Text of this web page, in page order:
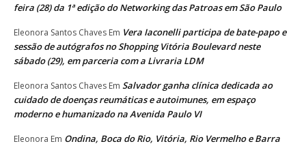
feira (28) da 1ª edição do Networking das Patroas em São Paulo
Eleonora Santos Chaves Em Vera Iaconelli participa de bate-papo e
sessão de autógrafos no Shopping Vitória Boulevard neste
sábado (29), em parceria com a Livraria LDM
Eleonora Santos Chaves Em Salvador ganha clínica dedicada ao
cuidado de doenças reumáticas e autoimunes, em espaço
moderno e humanizado na Avenida Paulo VI
Eleonora Em Ondina, Boca do Rio, Vitória, Rio Vermelho e Barra